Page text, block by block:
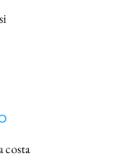
costa